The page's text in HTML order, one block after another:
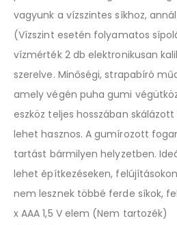
vagyunk a vízszintes síkhoz,
(Vízszint esetén folyamatos
vízmérték 2 db elektronikusan
szerelve. Minőségi, strapabíró
amely végén puha gumi
eszköz teljes hosszában
lehet hasznos. A gumírozott
tartást bármilyen helyzetben.
lehet építkezéseken,
nem lesznek többé ferde síkok,
x AAA 1,5 V elem (Nem tartozék)